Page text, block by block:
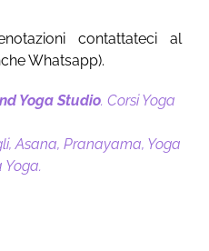
contattateci al
Whatsapp).
Yoga Studio. Corsi Yoga
Asana, Pranayama, Yoga
Yoga.